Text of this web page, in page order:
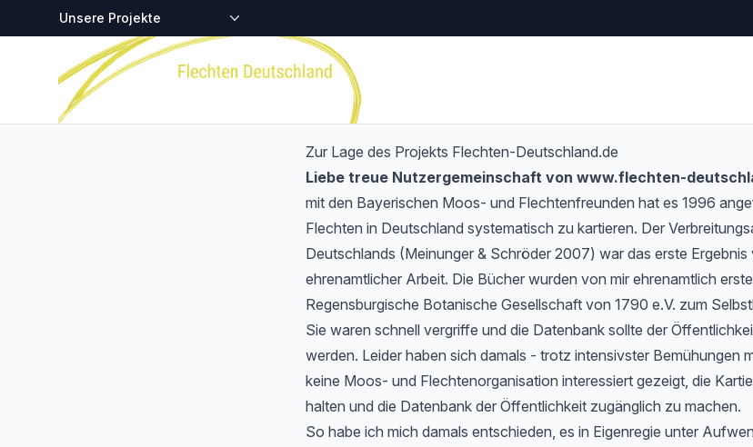
Zentralstellen-Projekte
Startseite
Zur Lage des Projekts Flechten-Deutschland.de
Liebe treue Nutzergemeinschaft von www.flechten-
mit den Bayerischen Moos- und Flechtenfreunden hat es 1996
Flechten in Deutschland systematisch zu kartieren. Der
Deutschlands (Meinunger & Schröder 2007) war das erste
ehrenamtlicher Arbeit. Die Bücher wurden von mir ehrenamtlich
Regensburgische Botanische Gesellschaft von 1790 e.V. zum
Sie waren schnell vergriffe und die Datenbank sollte der
werden. Leider haben sich damals - trotz intensivster Bemühungen
keine Moos- und Flechtenorganisation interessiert gezeigt, die
halten und die Datenbank der Öffentlichkeit zugänglich zu machen.
So habe ich mich damals entschieden, es in Eigenregie unter